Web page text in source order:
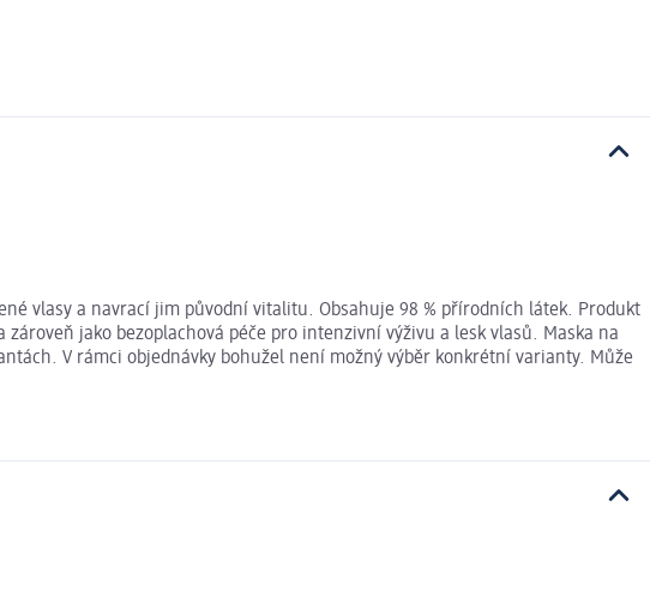
vlasy a navrací jim původní vitalitu. Obsahuje 98 % přírodních látek. Produkt
jako bezoplachová péče pro intenzivní výživu a lesk vlasů. Maska na
V rámci objednávky bohužel není možný výběr konkrétní varianty. Může